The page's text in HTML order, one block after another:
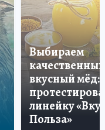
Выбираем
качественный
вкусный мёд:
линейку «Вкус
Польза»